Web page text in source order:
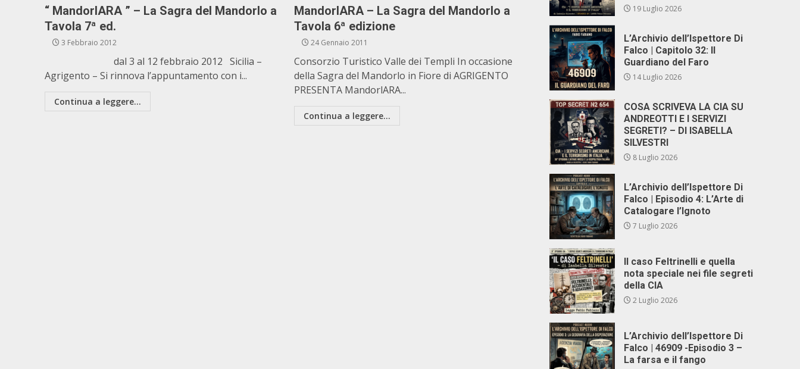
“ MandorlARA ” – La Sagra del Mandorlo a
Tavola 7ª ed.
3 Febbraio 2012
dal 3 al 12 febbraio 2012 Sicilia –
Agrigento – Si rinnova l’appuntamento con i...
Continua a leggere...
MandorlARA – La Sagra del Mandorlo a
Tavola 6ª edizione
24 Gennaio 2011
Consorzio Turistico Valle dei Templi In occasione
della Sagra del Mandorlo in Fiore di AGRIGENTO
PRESENTA MandorlARA...
Continua a leggere...
19 Luglio 2026
L’Archivio dell’Ispettore Di
Falco | Capitolo 32: Il
Guardiano del Faro
14 Luglio 2026
COSA SCRIVEVA LA CIA SU
ANDREOTTI E I SERVIZI
SEGRETI? – DI ISABELLA
SILVESTRI
8 Luglio 2026
L’Archivio dell’Ispettore Di
Falco | Episodio 4: L’Arte di
Catalogare l’Ignoto
7 Luglio 2026
Il caso Feltrinelli e quella
nota speciale nei file segreti
della CIA
2 Luglio 2026
L’Archivio dell’Ispettore Di
Falco | 46909 -Episodio 3 –
La farsa e il fango